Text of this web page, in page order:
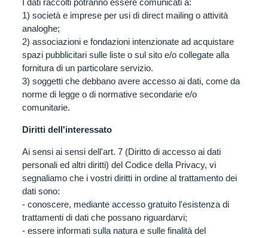
I dati raccolti potranno essere comunicati a:
1) società e imprese per usi di direct mailing o attività
analoghe;
2) associazioni e fondazioni intenzionate ad acquistare
spazi pubblicitari sulle liste o sul sito e/o collegate alla
fornitura di un particolare servizio.
3) soggetti che debbano avere accesso ai dati, come da
norme di legge o di normative secondarie e/o
comunitarie.
Diritti dell'interessato
Ai sensi ai sensi dell'art. 7 (Diritto di accesso ai dati
personali ed altri diritti) del Codice della Privacy, vi
segnaliamo che i vostri diritti in ordine al trattamento dei
dati sono:
- conoscere, mediante accesso gratuito l'esistenza di
trattamenti di dati che possano riguardarvi;
- essere informati sulla natura e sulle finalità del